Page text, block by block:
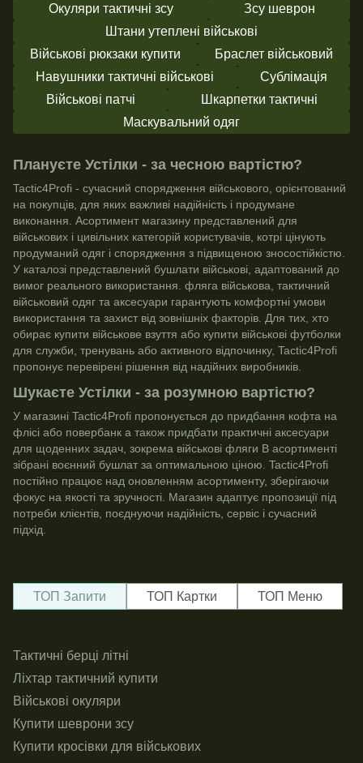
Окуляри тактичні зсу
Зсу шеврон
Штани утеплені військові
Військові рюкзаки купити
Браслет військовий
Навушники тактичні військові
Сублімація
Військові патчі
Шкарпетки тактичні
Маскувальний одяг
Плануєте Устілки - за чесною вартістю?
Tactic4Profi - сучасний спорядження військового, орієнтований
на покупців, для яких важливі надійність і продумане
виконання. Асортимент магазину представлений для
військових і цивільних категорій користувачів, котрі цінують
продуманий одяг і спорядження з підвищеною зносостійкістю.
У каталозі представлений бушлати військові, адаптований до
вимог реального використання. фляга військова, тактичний
військовий одяг та аксесуари гарантують комфортні умови
використання та захист від зовнішніх факторів. Для тих, хто
обирає купити військове взуття або купити військові футболки
для служби, тренувань або активного відпочинку, Tactic4Profi
пропонує перевірені рішення від надійних виробників.
Шукаєте Устілки - за розумною вартістю?
У магазині Tactic4Profi пропонується до придбання кофта на
флісі або повербанк а також придбати практичні аксесуари
для щоденних задач, зокрема військові фляги В асортименті
зібрані воєнний бушлат за оптимальною ціною. Tactic4Profi
постійно працює над оновленням асортименту, зберігаючи
фокус на якості та зручності. Магазин адаптує пропозиції під
потреби клієнтів, поєднуючи надійність, сервіс і сучасний
підхід.
ТОП Запити ТОП Картки ТОП Меню
Тактичні берці літні
Ліхтар тактичний купити
Військові окуляри
Купити шеврони зсу
Купити кросівки для військових